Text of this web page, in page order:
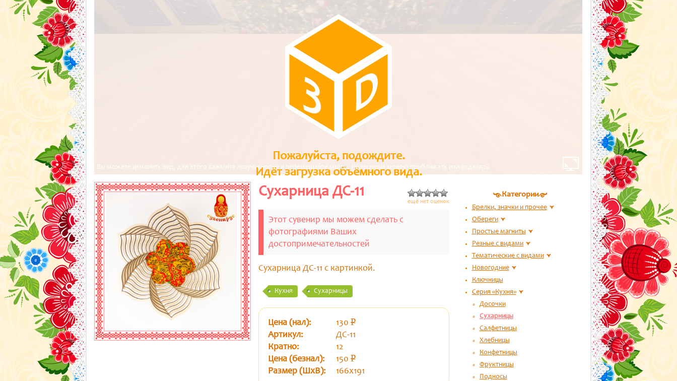
3
D
Пожалуйста, подождите.
Идёт загрузка объёмного вида.
Вы можете изменить вид, для этого зажмите левую кнопку и перемещайте мышь. Колёсиком можно приближать или отдалять.
Категории
Брелки, значки и прочее
Обереги
Простые магниты
Резные с видами
Тематические с видами
Новогодние
Ключницы
Серия «Кухня»
Досочки
Сухарницы
Салфетницы
Хлебницы
Конфетницы
Фруктницы
Подносы
Сухарница ДС-11
ещё нет оценок
Этот сувенир мы можем сделать с
фотографиями Ваших
достопримечательностей
Сухарница ДС-11 с картинкой.
Кухня Сухарницы
Цена (нал): 130 p
Артикул:
ДС-11
Кратно:
12
Цена (безнал):
150 p
Размер (ШхВ): 166х191